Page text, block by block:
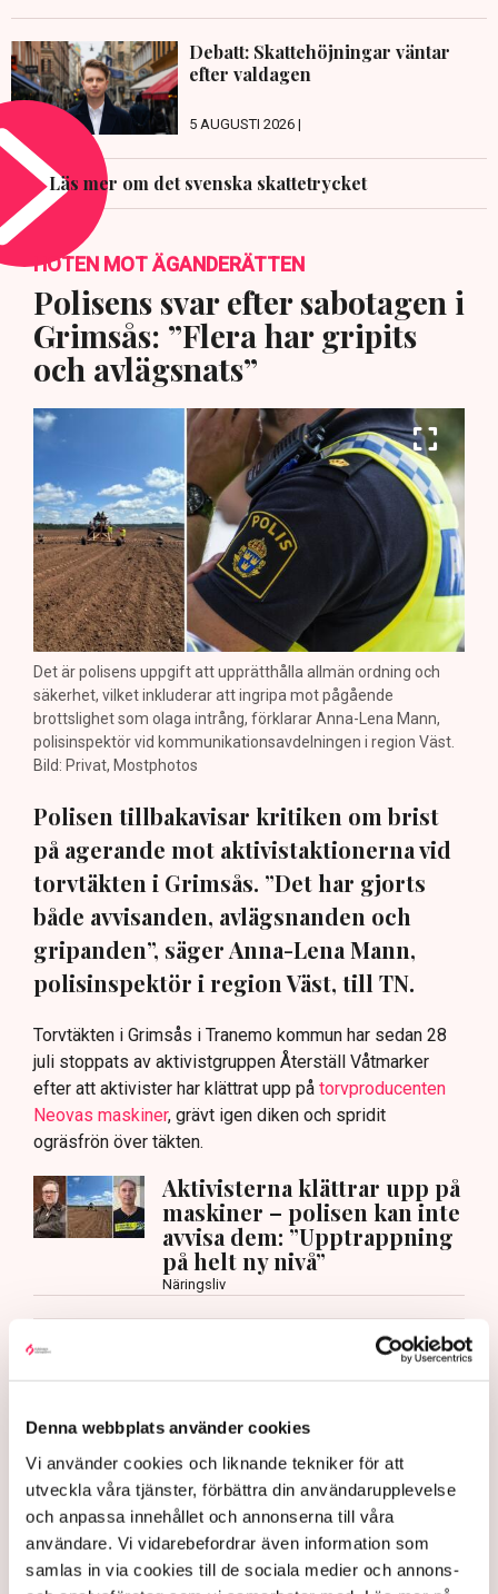
Denna webbplats använder cookies
Vi använder cookies och liknande tekniker för att
utveckla våra tjänster, förbättra din användarupplevelse
och anpassa innehållet och annonserna till våra
användare. Vi vidarebefordrar även information som
samlas in via cookies till de sociala medier och annons-
Debatt: Skattehöjningar väntar
efter valdagen
5 AUGUSTI 2026 |
Läs mer om det svenska skattetrycket
HOTEN MOT ÄGANDERÄTTEN
Polisens svar efter sabotagen i
Grimsås: ”Flera har gripits
och avlägsnats”
Det är polisens uppgift att upprätthålla allmän ordning och
säkerhet, vilket inkluderar att ingripa mot pågående
brottslighet som olaga intrång, förklarar Anna-Lena Mann,
polisinspektör vid kommunikationsavdelningen i region Väst.
Bild: Privat, Mostphotos
Polisen tillbakavisar kritiken om brist
på agerande mot aktivistaktionerna vid
torvtäkten i Grimsås. ”Det har gjorts
både avvisanden, avlägsnanden och
gripanden”, säger Anna-Lena Mann,
polisinspektör i region Väst, till TN.
Torvtäkten i Grimsås i Tranemo kommun har sedan 28
juli stoppats av aktivistgruppen Återställ Våtmarker
efter att aktivister har klättrat upp på torvproducenten
Neovas maskiner, grävt igen diken och spridit
ogräsfrön över täkten.
Aktivisterna klättrar upp på
maskiner – polisen kan inte
avvisa dem: ”Upptrappning
på helt ny nivå”
Näringsliv
Torvtäkten i Grimsås har stoppats av aktivister
aktionerna.
Polisinspektör Anna-Lena Mann förklarar polisens
agerande på plats.
40 personer misstänks med cirka 120